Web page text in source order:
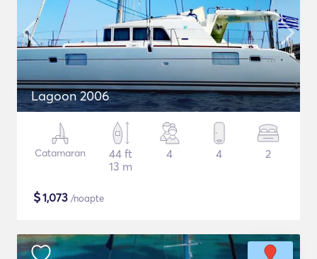
Lagoon 2006
Catamaran
44 ft
13 m
4 4 2
$1,073 /noapte